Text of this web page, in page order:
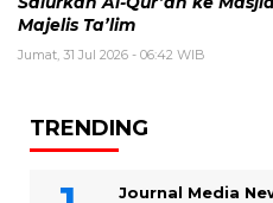
Majelis Ta’lim
Jumat, 31 Jul 2026 - 06:42 WIB
TRENDING
Journal Media